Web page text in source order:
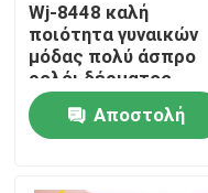
Σπίτι
Wj-8448 καλή
ποιότητα γυναικών
μόδας πολύ άσπρο
ρολόι δέρματος
γυναικών ζωνών
χρωμάτωνΑποστολή